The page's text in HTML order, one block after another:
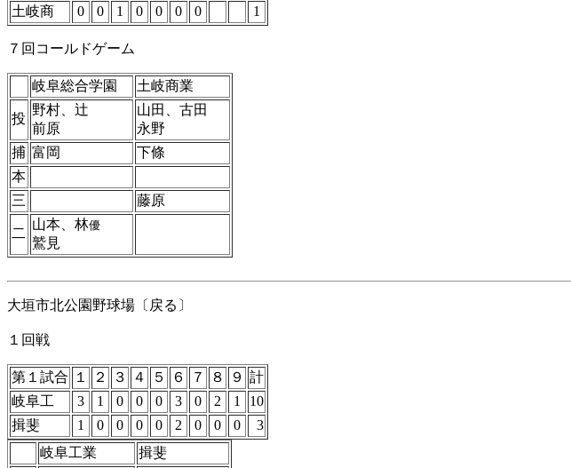
土岐商
0 0 1 0 0 0 0 1
７回コールドゲーム
岐阜総合学園 土岐商業
投
野村、辻
前原
山田、古田
永野
捕 富岡
下條
本
三
藤原
二
山本、林優
鷲見
大垣市北公園野球場 〔戻る〕
１回戦
第１試合 １ ２ ３ ４ ５ ６ ７ ８ ９ 計
岐阜工
3 1 0 0 0 3 0 2 1
10
揖斐
1 0 0 0 0 2 0 0 0
3
岐阜工業
揖斐